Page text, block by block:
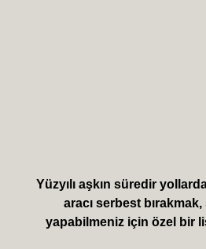
Yüzyılı aşkın süredir
aracı serbest
yapabilmeniz için özel bir